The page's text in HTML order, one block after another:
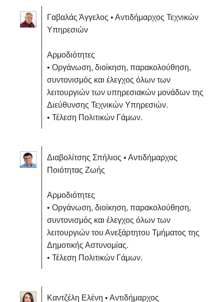
Γαβαλάς Άγγελος • Αντιδήμαρχος Τεχνικών
Υπηρεσιών
Αρμοδιότητες
• Οργάνωση, διοίκηση, παρακολούθηση,
συντονισμός και έλεγχος όλων των
λειτουργιών των υπηρεσιακών μονάδων της
Διεύθυνσης Τεχνικών Υπηρεσιών.
• Τέλεση Πολιτικών Γάμων.
Διαβολίτσης Σπήλιος • Αντιδήμαρχος
Ποιότητας Ζωής
Αρμοδιότητες
• Οργάνωση, διοίκηση, παρακολούθηση,
συντονισμός και έλεγχος όλων των
λειτουργιών του Ανεξάρτητου Τμήματος της
Δημοτικής Αστυνομίας.
• Τέλεση Πολιτικών Γάμων.
Καντζέλη Ελένη • Αντιδήμαρχος